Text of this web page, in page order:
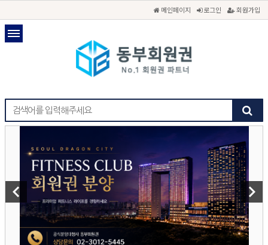
메인페이지 로그인 회원가입
keyboard_arrow_left keyboard_arrow_right